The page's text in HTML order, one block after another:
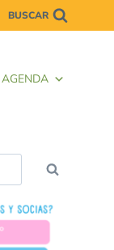
BUSCAR
AGENDA